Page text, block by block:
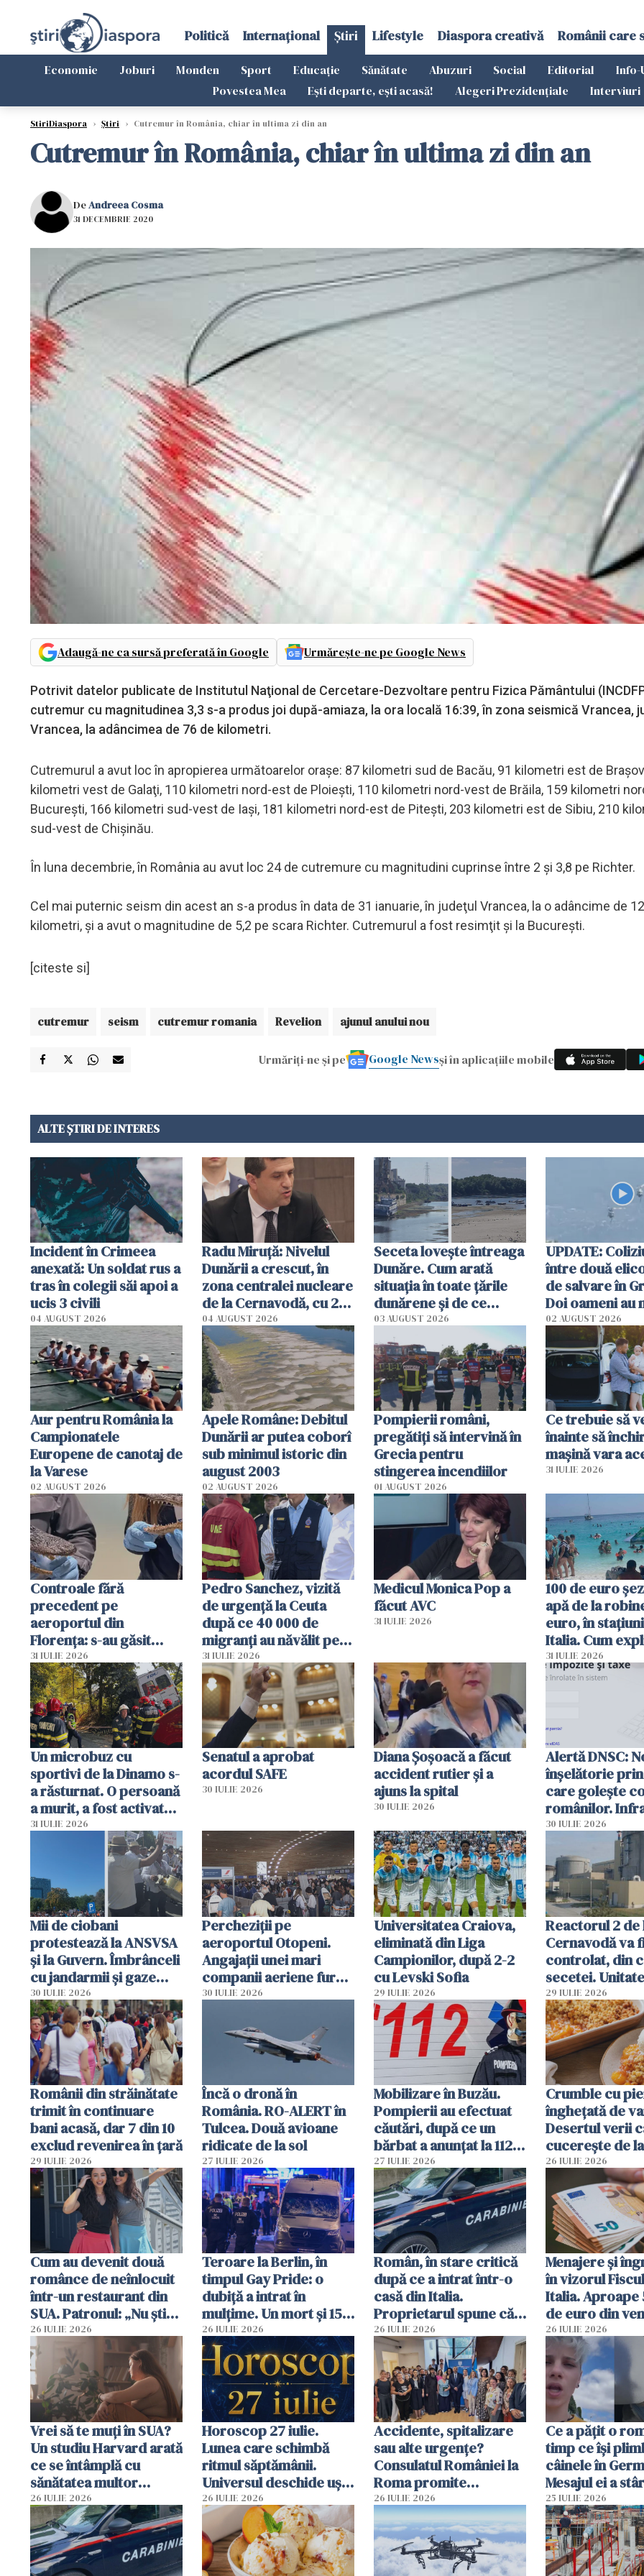
Politică Internațional Știri Lifestyle Diaspora creativă Românii care
Economie Joburi Monden Sport Educație Sănătate Abuzuri Social Editorial Info-
Povestea Mea
Ești departe, ești acasă! Alegeri Prezidențiale Interviuri
StiriDiaspora › Știri › Cutremur în România, chiar în ultima zi din an
Cutremur în România, chiar în ultima zi din an
DeAndreea Cosma
31 DECEMBRIE 2020
Adaugă-ne ca sursă preferată în Google Urmărește-ne pe Google News
Potrivit datelor publicate de Institutul Naţional de Cercetare-Dezvoltare pentru Fizica Pământului
cutremur cu magnitudinea 3,3 s-a produs joi după-amiaza, la ora locală 16:39, în zona seismică Vrancea,
Vrancea, la adâncimea de 76 de kilometri.
Cutremurul a avut loc în apropierea următoarelor oraşe: 87 kilometri sud de Bacău, 91 kilometri est de
kilometri vest de Galaţi, 110 kilometri nord-est de Ploieşti, 110 kilometri nord-vest de Brăila, 159 kilometri
Bucureşti, 166 kilometri sud-vest de Iaşi, 181 kilometri nord-est de Piteşti, 203 kilometri est de Sibiu, 210
sud-vest de Chişinău.
În luna decembrie, în România au avut loc 24 de cutremure cu magnitudini cuprinse între 2 şi 3,8 pe Richter.
Cel mai puternic seism din acest an s-a produs în data de 31 ianuarie, în judeţul Vrancea, la o adâncime de
kilometri, şi a avut o magnitudine de 5,2 pe scara Richter. Cutremurul a fost resimţit şi la Bucureşti.
[citeste si]
cutremur seism cutremur romania Revelion ajunul anului nou
Urmăriți-ne și pe Google Newsși în aplicațiile mobile
ALTE ȘTIRI DE INTERES
Incident în Crimeea
anexată: Un soldat rus a
tras în colegii săi apoi a
ucis 3 civili
04 AUGUST 2026
Radu Miruţă: Nivelul
Dunării a crescut, în
zona centralei nucleare
de la Cernavodă, cu 2
cm faţă de ziua trecută
04 AUGUST 2026
Seceta lovește întreaga
Dunăre. Cum arată
situația în toate țările
dunărene și de ce
România resimte
efectele, deși a plouat
în iulie
03 AUGUST 2026
UPDATE:
între două
de salvare în
Doi oameni au
02 AUGUST 2026
Aur pentru România la
Campionatele
Europene de canotaj de
la Varese
02 AUGUST 2026
Apele Române: Debitul
Dunării ar putea coborî
sub minimul istoric din
august 2003
02 AUGUST 2026
Pompierii români,
pregătiţi să intervină în
Grecia pentru
stingerea incendiilor
01 AUGUST 2026
Ce trebuie să
înainte să
mașină vara
31 IULIE 2026
Controale fără
precedent pe
aeroportul din
Florența: s-au găsit
capete de aligator și o
sumă imensă de bani
31 IULIE 2026
Pedro Sanchez, vizită
de urgență la Ceuta
după ce 40 000 de
migranți au năvălit pe
teritoriul spaniol: „Vom
mobiliza toate
resursele"
31 IULIE 2026
Medicul Monica Pop a
făcut AVC
31 IULIE 2026
100 de euro
apă de la
euro, în
Italia. Cum
autoritățile
31 IULIE 2026
Un microbuz cu
sportivi de la Dinamo s-
a răsturnat. O persoană
a murit, a fost activat
planul roșu de
31 IULIE 2026
Senatul a aprobat
acordul SAFE
30 IULIE 2026
Diana Șoșoacă a făcut
accident rutier și a
ajuns la spital
30 IULIE 2026
Alertă DNSC:
înșelătorie prin
care golește
românilor.
folosesc
Ghișeul.ro și
Române
30 IULIE 2026
Mii de ciobani
protestează la ANSVSA
și la Guvern. Îmbrânceli
cu jandarmii și gaze
lacrimogene
30 IULIE 2026
Percheziții pe
aeroportul Otopeni.
Angajații unei mari
companii aeriene furau
parfumuri, ceasuri și
vânzării
30 IULIE 2026
Universitatea Craiova,
eliminată din Liga
Campionilor, după 2-2
cu Levski Sofia
29 IULIE 2026
Reactorul 2 de
Cernavodă va
controlat, din
secetei.
deja oprită
29 IULIE 2026
Românii din străinătate
trimit în continuare
bani acasă, dar 7 din 10
exclud revenirea în țară
29 IULIE 2026
Încă o dronă în
România. RO-ALERT în
Tulcea. Două avioane
ridicate de la sol
27 IULIE 2026
Mobilizare în Buzău.
Pompierii au efectuat
căutări, după ce un
bărbat a anunțat la 112
că a văzut un obiect
luminos
27 IULIE 2026
Crumble cu
înghețată de
Desertul verii
cucerește de
lingură
26 IULIE 2026
Cum au devenit două
românce de neînlocuit
într-un restaurant din
SUA. Patronul: „Nu știu
ce o să mă fac fără voi”
26 IULIE 2026
Teroare la Berlin, în
timpul Gay Pride: o
dubiță a intrat în
mulțime. Un mort și 15
răniți
26 IULIE 2026
Român, în stare critică
după ce a intrat într-o
casă din Italia.
Proprietarul spune că
s-a apărat cu un cuțit
26 IULIE 2026
Menajere și
în vizorul
Italia. Aproape
de euro din
ascunși de
26 IULIE 2026
Vrei să te muți în SUA?
Un studiu Harvard arată
ce se întâmplă cu
sănătatea multor
imigranți
26 IULIE 2026
Horoscop 27 iulie.
Lunea care schimbă
ritmul săptămânii.
Universul deschide uși
neașteptate pentru
unele zodii
26 IULIE 2026
Accidente, spitalizare
sau alte urgențe?
Consulatul României la
Roma promite
intervenții în doar 24
de ore
26 IULIE 2026
Ce a pățit o
timp ce își
câinele în
Mesajul ei a
dezbateri
25 IULIE 2026